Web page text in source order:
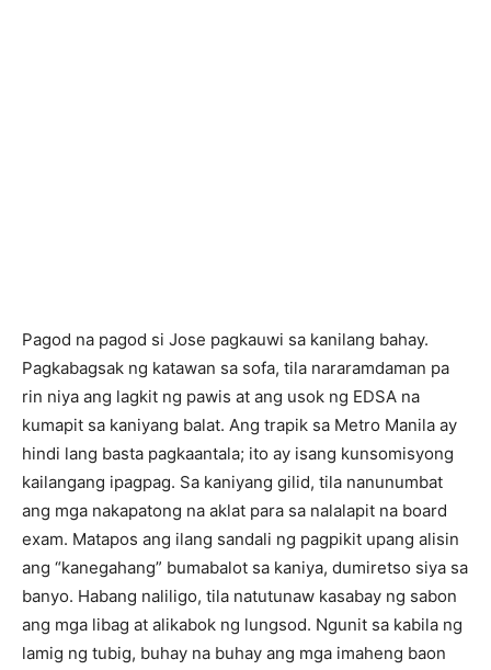
Pagod na pagod si Jose pagkauwi sa kanilang bahay.
Pagkabagsak ng katawan sa sofa, tila nararamdaman pa
rin niya ang lagkit ng pawis at ang usok ng EDSA na
kumapit sa kaniyang balat. Ang trapik sa Metro Manila ay
hindi lang basta pagkaantala; ito ay isang kunsomisyong
kailangang ipagpag. Sa kaniyang gilid, tila nanunumbat
ang mga nakapatong na aklat para sa nalalapit na board
exam. Matapos ang ilang sandali ng pagpikit upang alisin
ang “kanegahang” bumabalot sa kaniya, dumiretso siya sa
banyo. Habang naliligo, tila natutunaw kasabay ng sabon
ang mga libag at alikabok ng lungsod. Ngunit sa kabila ng
lamig ng tubig, buhay na buhay ang mga imaheng baon